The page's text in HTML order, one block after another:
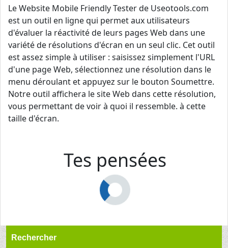
Le Website Mobile Friendly Tester de Useotools.com
est un outil en ligne qui permet aux utilisateurs
d'évaluer la réactivité de leurs pages Web dans une
variété de résolutions d'écran en un seul clic. Cet outil
est assez simple à utiliser : saisissez simplement l'URL
d'une page Web, sélectionnez une résolution dans le
menu déroulant et appuyez sur le bouton Soumettre.
Notre outil affichera le site Web dans cette résolution,
vous permettant de voir à quoi il ressemble. à cette
taille d'écran.
Tes pensées
Rechercher